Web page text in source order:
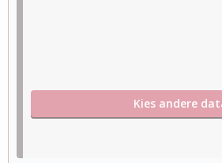
Kies andere